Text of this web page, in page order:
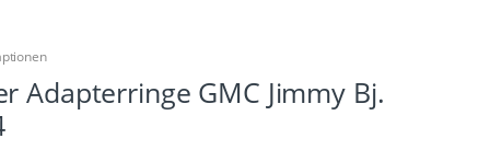
Adapterringe GMC Jimmy Bj.